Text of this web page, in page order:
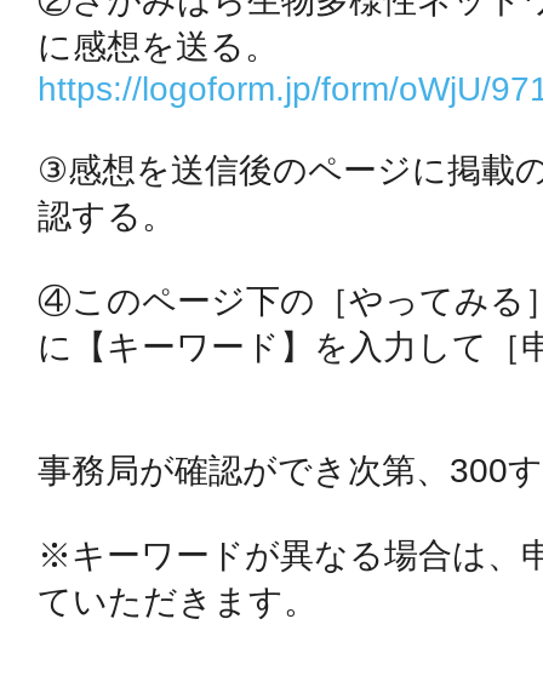
https://logoform.jp/form/oWjU/
③感想を送信後のページに掲載
認する。
④このページ下の［やってみる
に【キーワード】を入力して［
事務局が確認ができ次第、300
※キーワードが異なる場合は、
ていただきます。
秋葉原
シモキ